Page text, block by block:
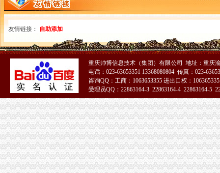
增值税申报表怎么填一般纳税人增值税申报表_土豆
增值税一般纳税人申报
一般纳税人申请书怎么样写_已解决-阿里巴巴生意经
一般纳税人申请书(范本)_广佛会计交流群组_新浪博客
2016增值税一般纳税人纳税申报表_工商税务_中顾律网
小规模转一般纳税人申报表如何衔接_上海包听|E都市
一般纳税人申报表
海北一般纳税人申请代理,海北一般纳税人申请程序,海北一般纳税
广州市一般纳税人可“一键申报”增值税--陕西频道--人民网
一般纳税人申报表填写及关键点说明
2016新《增值税纳税申报表（一般纳税人适用）》及其附列资料
2016年营改增后一般纳税人申报表（样表）
一般纳税人申请书
增值税新版一般纳税人申报表填写热点问题_中华会计网校_税务网校
增值税一般纳税人申请书怎么写？_百度知道
6月申报期来了,新旧增值税一般纳税人填报关键点要知道！_搜狐其它
友情链接： 自助添加
重庆帅博信息技术（集团）有限公司 地址：重庆
电话：023-63653351 13368080804 传真：023-
咨询QQ：工商：1063653355 进出口权：
受理员QQ：22863164-3 22863164-4 22863164-5